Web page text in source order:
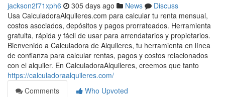
jackson2f71xph6 305 days ago News
Discuss
Usa CalculadoraAlquileres.com para calcular tu renta mensual,
costos asociados, depósitos y pagos prorrateados. Herramienta
gratuita, rápida y fácil de usar para arrendatarios y propietarios.
Bienvenido a Calculadora de Alquileres, tu herramienta en línea
de confianza para calcular rentas, pagos y costos relacionados
con el alquiler. En CalculadoraAlquileres, creemos que tanto
https://calculadoraalquileres.com/
Comments
Who Upvoted